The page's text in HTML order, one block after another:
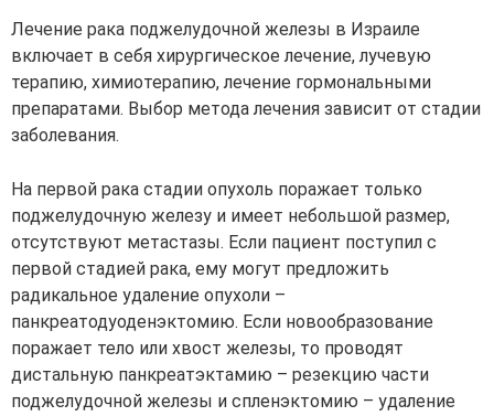
Лечение рака поджелудочной железы в Израиле
включает в себя хирургическое лечение, лучевую
терапию, химиотерапию, лечение гормональными
препаратами. Выбор метода лечения зависит от стадии
заболевания.
На первой рака стадии опухоль поражает только
поджелудочную железу и имеет небольшой размер,
отсутствуют метастазы. Если пациент поступил с
первой стадией рака, ему могут предложить
радикальное удаление опухоли –
панкреатодуоденэктомию. Если новообразование
поражает тело или хвост железы, то проводят
дистальную панкреатэктамию – резекцию части
поджелудочной железы и спленэктомию – удаление